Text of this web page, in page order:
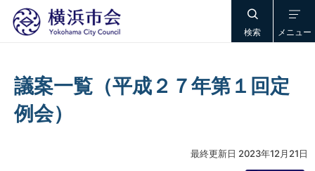
検索 メニュー
議案一覧（平成２７年第１回定
例会）
最終更新日 2023年12月21日